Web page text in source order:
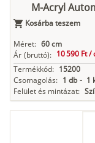
M-Acryl
Kosárba teszem
Méret: 60 cm
Ár (bruttó): 10 590 Ft /
Termékkód: 15200
Csomagolás: 1 db - 1
Felület és mintázat: